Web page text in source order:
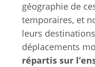
géographie de
temporaires, et
leurs
déplacements
répartis sur